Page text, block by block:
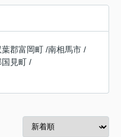
葉郡富岡町 /南相馬市 /
見町 /